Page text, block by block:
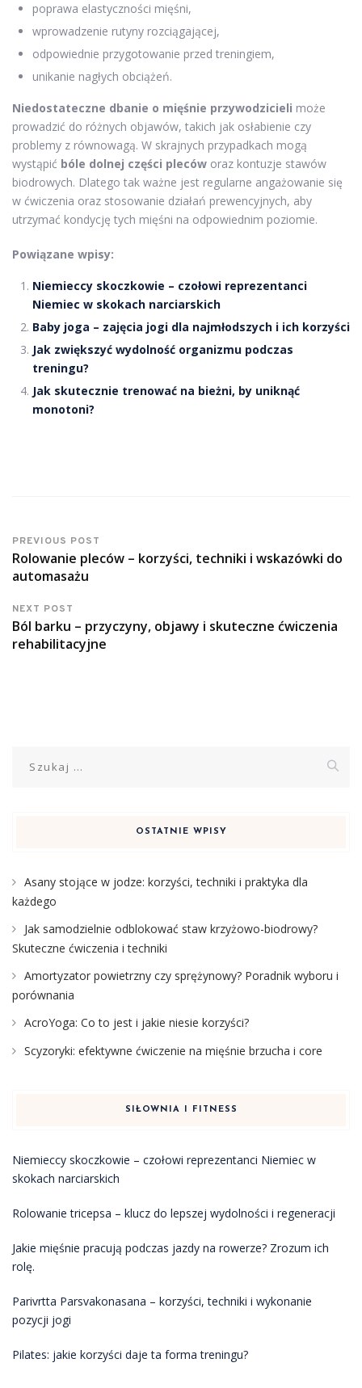
poprawa elastyczności mięśni,
wprowadzenie rutyny rozciągającej,
odpowiednie przygotowanie przed treningiem,
unikanie nagłych obciążeń.
Niedostateczne dbanie o mięśnie przywodzicieli może
prowadzić do różnych objawów, takich jak osłabienie czy
problemy z równowagą. W skrajnych przypadkach mogą
wystąpić bóle dolnej części pleców oraz kontuzje stawów
biodrowych. Dlatego tak ważne jest regularne angażowanie się
w ćwiczenia oraz stosowanie działań prewencyjnych, aby
utrzymać kondycję tych mięśni na odpowiednim poziomie.
Powiązane wpisy:
Niemieccy skoczkowie – czołowi reprezentanci
Niemiec w skokach narciarskich
Baby joga – zajęcia jogi dla najmłodszych i ich korzyści
Jak zwiększyć wydolność organizmu podczas
treningu?
Jak skutecznie trenować na bieżni, by uniknąć
monotoni?
PREVIOUS POST
Rolowanie pleców – korzyści, techniki i wskazówki do
automasażu
NEXT POST
Ból barku – przyczyny, objawy i skuteczne ćwiczenia
rehabilitacyjne
OSTATNIE WPISY
Asany stojące w jodze: korzyści, techniki i praktyka dla
każdego
Jak samodzielnie odblokować staw krzyżowo-biodrowy?
Skuteczne ćwiczenia i techniki
Amortyzator powietrzny czy sprężynowy? Poradnik wyboru i
porównania
AcroYoga: Co to jest i jakie niesie korzyści?
Scyzoryki: efektywne ćwiczenie na mięśnie brzucha i core
SIŁOWNIA I FITNESS
Niemieccy skoczkowie – czołowi reprezentanci Niemiec w
skokach narciarskich
Rolowanie tricepsa – klucz do lepszej wydolności i regeneracji
Jakie mięśnie pracują podczas jazdy na rowerze? Zrozum ich
rolę.
Parivrtta Parsvakonasana – korzyści, techniki i wykonanie
pozycji jogi
Pilates: jakie korzyści daje ta forma treningu?